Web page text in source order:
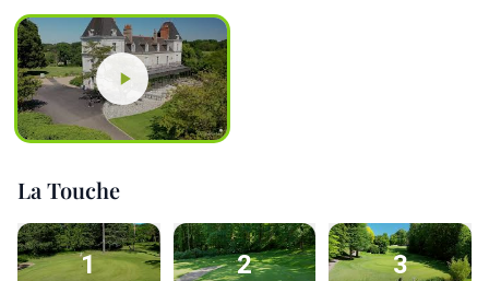
La Touche
1 2 3